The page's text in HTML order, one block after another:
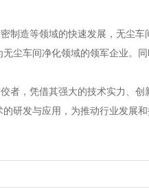
造等领域的快速发展，无尘车
尘车间净化领域的领军企业。
，凭借其强大的技术实力、创
研发与应用，为推动行业发展和